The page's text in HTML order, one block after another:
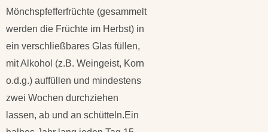
Mönchspfefferfrüchte (gesammelt
werden die Früchte im Herbst) in
ein verschließbares Glas füllen,
mit Alkohol (z.B. Weingeist, Korn
o.d.g.) auffüllen und mindestens
zwei Wochen durchziehen
lassen, ab und an schütteln.Ein